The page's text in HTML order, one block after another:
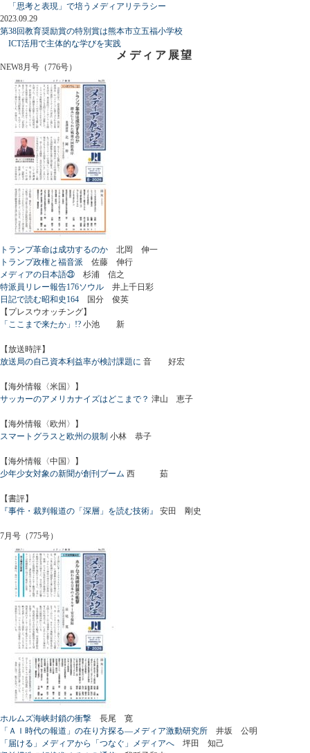
「思考と表現」で培うメディアリテラシー
2023.09.29
第38回教育奨励賞の特別賞は熊本市立五福小学校
ICT活用で主体的な学びを実践
メディア展望
NEW8月号（776号）
トランプ革命は成功するのか 北岡 伸一
トランプ政権と福音派 佐藤 伸行
メディアの日本語㉓ 杉浦 信之
特派員リレー報告176ソウル 井上千日彩
日記で読む昭和史164 国分 俊英
【プレスウオッチング】
「ここまで来たか」!? 小池 新
【放送時評】
放送局の自己資本利益率が検討課題に 音 好宏
【海外情報〈米国〉】
サッカーのアメリカナイズはどこまで？ 津山 恵子
【海外情報〈欧州〉】
スマートグラスと欧州の規制 小林 恭子
【海外情報〈中国〉】
少年少女対象の新聞が創刊ブーム 西 茹
【書評】
『事件・裁判報道の「深層」を読む技術』
安田 剛史
7月号（775号）
ホルムズ海峡封鎖の衝撃 長尾 寛
「ＡＩ時代の報道」の在り方探る―メディア激動研究所 井坂 公明
「届ける」メディアから「つなぐ」メディアへ 坪田 知己